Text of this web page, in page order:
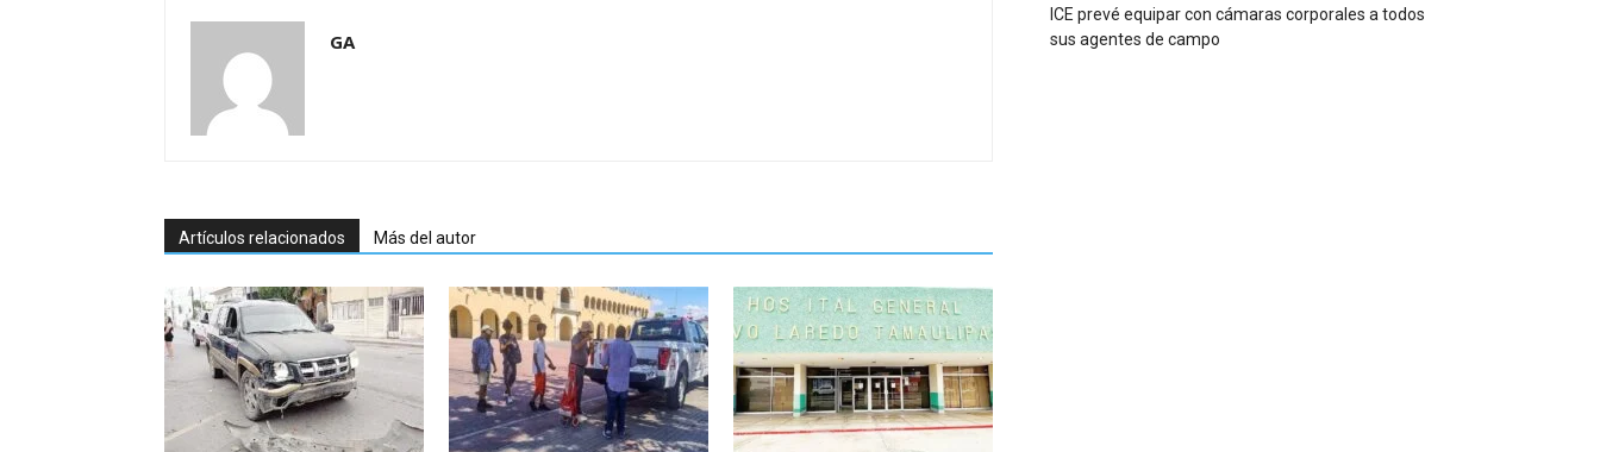
GA
Artículos relacionados Más del autor
ICE prevé equipar con cámaras corporales a todos
sus agentes de campo